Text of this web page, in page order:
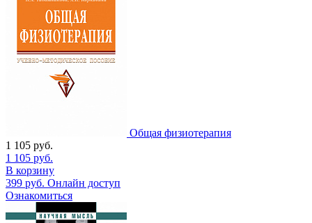
Общая физиотерапия
1 105 руб.
1 105 руб.
В корзину
399 руб. Онлайн доступ
Ознакомиться